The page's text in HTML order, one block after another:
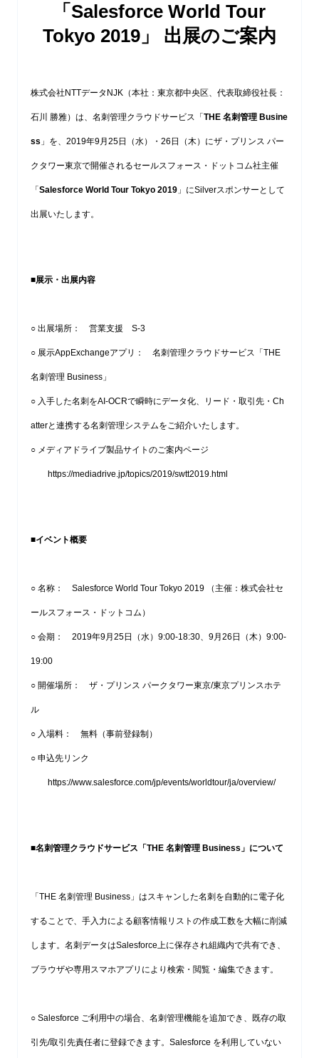
「Salesforce World Tour
Tokyo 2019」 出展のご案内
株式会社NTTデータNJK（本社：東京都中央区、代表取締役社長：
石川 勝雅）は、名刺管理クラウドサービス「 THE 名刺管理 Busine
ss 」を、2019年9月25日（水）・26日（木）にザ・プリンス パー
クタワー東京で開催されるセールスフォース・ドットコム社主催
「 Salesforce World Tour Tokyo 2019」にSilverスポンサーとして
出展いたします。
■展示・出展内容
○ 出展場所： 営業支援 S-3
○ 展示AppExchangeアプリ： 名刺管理クラウドサービス「THE
名刺管理 Business」
○ 入手した名刺をAI-OCRで瞬時にデータ化、リード・取引先・Ch
atterと連携する名刺管理システムをご紹介いたします。
○ メディアドライブ製品サイトのご案内ページ
https://mediadrive.jp/topics/2019/swtt2019.html
■イベント概要
○ 名称： Salesforce World Tour Tokyo 2019 （主催：株式会社セ
ールスフォース・ドットコム）
○ 会期： 2019年9月25日（水）9:00-18:30、9月26日（木）9:00-
19:00
○ 開催場所： ザ・プリンス パークタワー東京/東京プリンスホテ
ル
○ 入場料： 無料（事前登録制）
○ 申込先リンク
https://www.salesforce.com/jp/events/worldtour/ja/overview/
■名刺管理クラウドサービス「THE 名刺管理 Business」について
「THE 名刺管理 Business」はスキャンした名刺を自動的に電子化
することで、手入力による顧客情報リストの作成工数を大幅に削減
します。名刺データはSalesforce上に保存され組織内で共有でき、
ブラウザや専用スマホアプリにより検索・閲覧・編集できます。
○ Salesforce ご利用中の場合、名刺管理機能を追加でき、既存の取
引先/取引先責任者に登録できます。Salesforce を利用していない